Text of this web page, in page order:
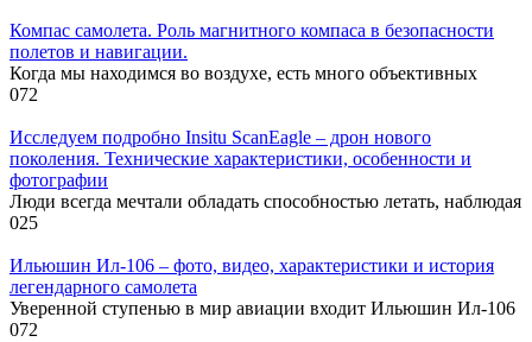
Компас самолета. Роль магнитного компаса в безопасности
полетов и навигации.
Когда мы находимся во воздухе, есть много объективных
072
Исследуем подробно Insitu ScanEagle – дрон нового
поколения. Технические характеристики, особенности и
фотографии
Люди всегда мечтали обладать способностью летать, наблюдая
025
Ильюшин Ил-106 – фото, видео, характеристики и история
легендарного самолета
Уверенной ступенью в мир авиации входит Ильюшин Ил-106
072